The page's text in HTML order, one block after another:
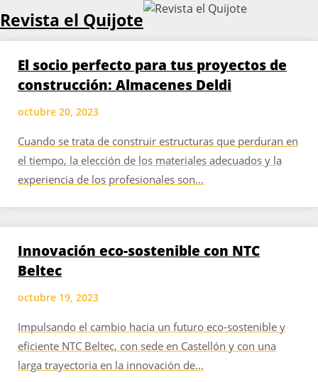
to
content
Revista el Quijote
El socio perfecto para tus proyectos de
construcción: Almacenes Deldi
octubre 20, 2023
Cuando se trata de construir estructuras que perduran en
el tiempo, la elección de los materiales adecuados y la
experiencia de los profesionales son…
Innovación eco-sostenible con NTC
Beltec
octubre 19, 2023
Impulsando el cambio hacia un futuro eco-sostenible y
eficiente NTC Beltec, con sede en Castellón y con una
larga trayectoria en la innovación de…